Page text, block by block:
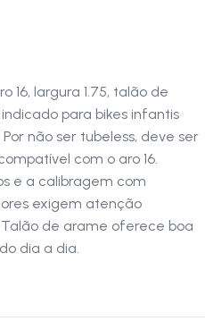
Excess Ex 16x1.75
oferece resistência e
e desempenho confiável para
em arame proporciona
tipos de terreno, tornando-
16, largura 1.75, talão de
para bikes infantis
não ser tubeless, deve ser
com o aro 16.
e a calibragem com
exigem atenção
de arame oferece boa
dia a dia.